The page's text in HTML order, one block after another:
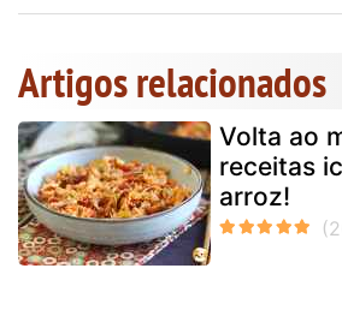
Artigos relacionados
Volta ao
receitas
arroz!